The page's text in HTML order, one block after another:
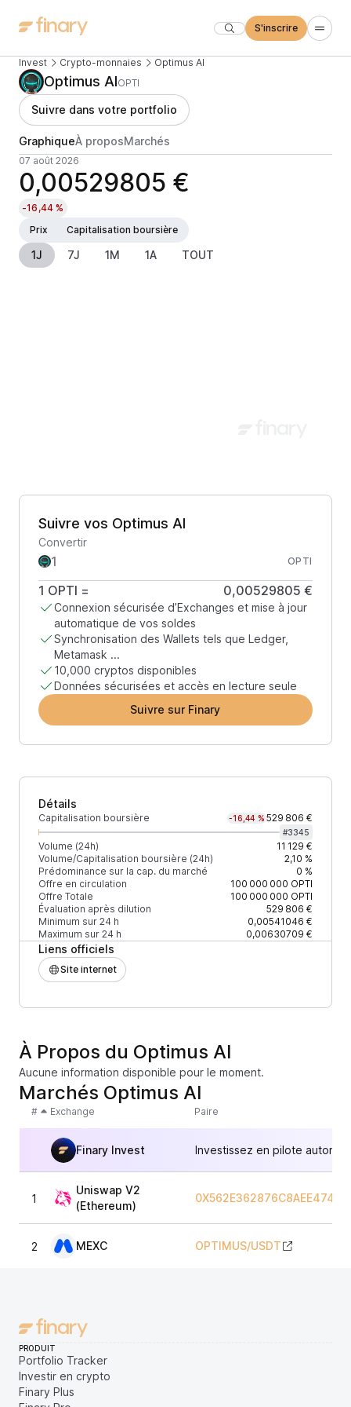
S'inscrire
Invest Crypto-monnaies Optimus AI
Optimus AIOPTI
Suivre dans votre portfolio
GraphiqueÀ proposMarchés
07 août 2026
0,00529805 €
-16,44 %
Prix
Capitalisation boursière
1J 7J 1M 1A TOUT
Suivre vos Optimus AI
Convertir
OPTI
1 OPTI = 0,00529805 €
Connexion sécurisée d’Exchanges et mise à jour
automatique de vos soldes
Synchronisation des Wallets tels que Ledger,
Metamask ...
10,000 cryptos disponibles
Données sécurisées et accès en lecture seule
Suivre sur Finary
Détails
Capitalisation boursière -16,44 % 529 806 €
#3345
Volume (24h)
11 129 €
Volume/Capitalisation boursière (24h)
2,10 %
Prédominance sur la cap. du marché
0 %
Offre en circulation
100 000 000 OPTI
Offre Totale
100 000 000 OPTI
Évaluation après dilution
529 806 €
Minimum sur 24 h
0,00541046 €
Maximum sur 24 h
0,00630709 €
Liens officiels
Site internet
À Propos du Optimus AI
Aucune information disponible pour le moment.
Marchés Optimus AI
# Exchange Paire
Finary Invest Investissez en pilote
1
Uniswap V2
(Ethereum)
2 MEXC OPTIMUS/USDT
PRODUIT
Portfolio Tracker
Investir en crypto
Finary Plus